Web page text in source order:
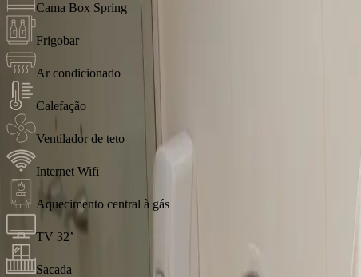
Cama Box Spring
Frigobar
Ar condicionado
Calefação
Ventilador de teto
Internet Wifi
Aquecimento central à gás
TV 32’
Sacada